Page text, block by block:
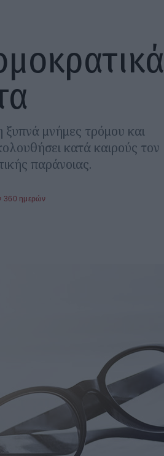
μνήμες τρόμου και
κατά καιρούς τον
παράνοιας.
360 ημερών